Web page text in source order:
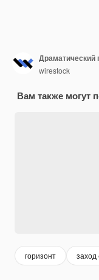
wirestock
Вам также могут
горизонт заход